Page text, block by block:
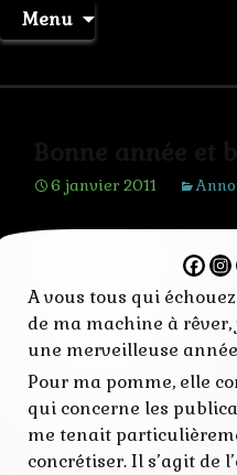
Menu
Aller
au
6 janvier 2011
A vous tous qui
de ma machine à
une merveilleuse année
Pour ma pomme, elle
qui concerne les
me tenait
concrétiser. Il s’agit de